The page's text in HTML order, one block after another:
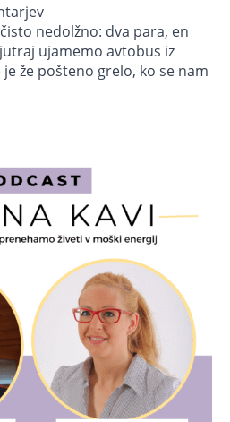
nedolžno: dva para, en
ujamemo avtobus iz
že pošteno grelo, ko se nam